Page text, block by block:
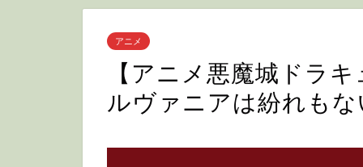
アニメ
【アニメ悪魔城ドラ
ルヴァニアは紛れも